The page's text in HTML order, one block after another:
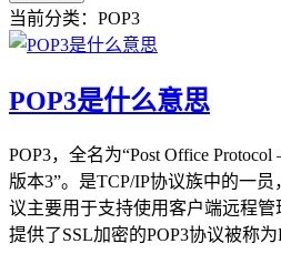
当前分类：POP3
POP3是什么意思
POP3，全名为“Post Office Protocol
版本3”。是TCP/IP协议族中的一
议主要用于支持使用客户端远程管
提供了SSL加密的POP3协议被称